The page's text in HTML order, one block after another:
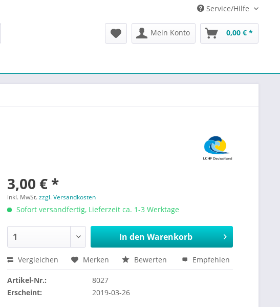
Service/Hilfe
Mein Konto 0,00 € *
3,00 € *
inkl. MwSt.zzgl. Versandkosten
Sofort versandfertig, Lieferzeit ca. 1-3 Werktage
In den Warenkorb
Vergleichen Merken Bewerten Empfehlen
Artikel-Nr.:
8027
Erscheint:
2019-03-26